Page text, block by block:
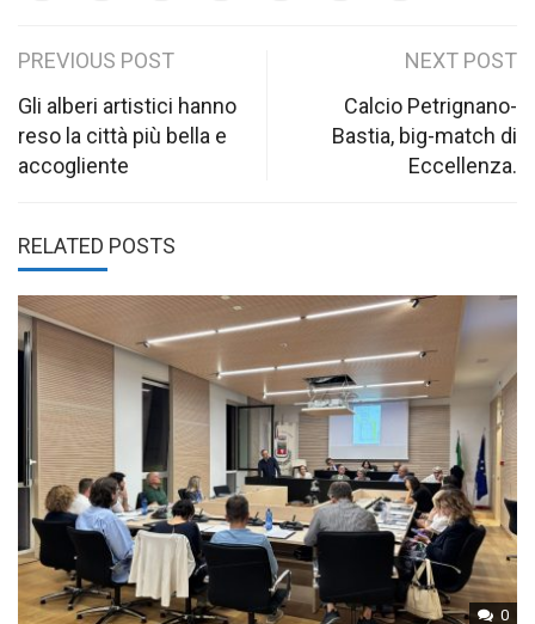
Post
navigation
PREVIOUS POST
Gli alberi artistici hanno
reso la città più bella e
accogliente
NEXT POST
Calcio Petrignano-
Bastia, big-match di
Eccellenza.
RELATED POSTS
0